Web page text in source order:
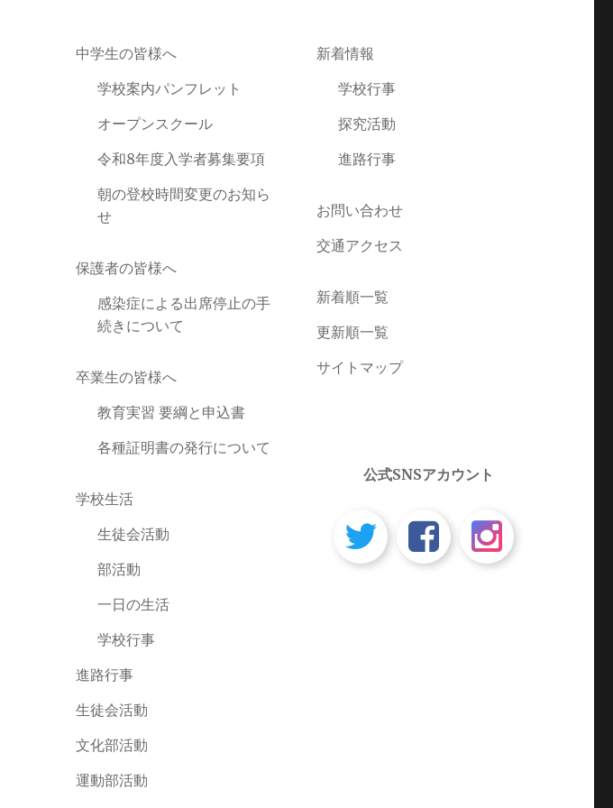
中学生の皆様へ
学校案内パンフレット
オープンスクール
令和8年度入学者募集要項
朝の登校時間変更のお知ら
せ
保護者の皆様へ
感染症による出席停止の手
続きについて
卒業生の皆様へ
教育実習 要綱と申込書
各種証明書の発行について
学校生活
生徒会活動
部活動
一日の生活
学校行事
進路行事
生徒会活動
文化部活動
運動部活動
新着情報
学校行事
探究活動
進路行事
お問い合わせ
交通アクセス
新着順一覧
更新順一覧
サイトマップ
公式SNSアカウント